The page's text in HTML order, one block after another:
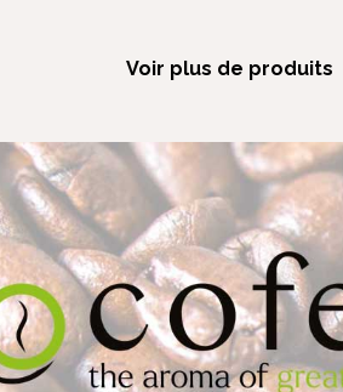
Voir plus de produits